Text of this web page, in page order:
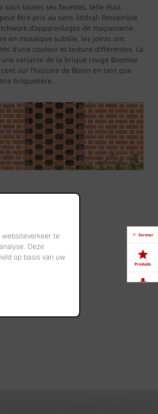
te
Deze
op basis van uw
sous toutes ses facettes, telle était
être pris au sens littéral: l’ensemble
d’appareillages de maçonnerie.
en mosaïque subtile, les joints ont
d’une couleur et texture différentes. La
variante de la brique rouge Boomse
sur l’histoire de Boom en tant que
briquetière.
Fermer
Produits